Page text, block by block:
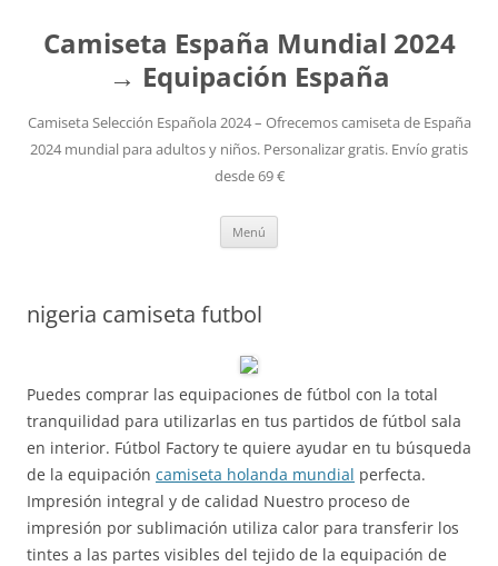
Camiseta España Mundial 2024
→ Equipación España
Camiseta Selección Española 2024 – Ofrecemos camiseta de España
2024 mundial para adultos y niños. Personalizar gratis. Envío gratis
desde 69 €
Menú
nigeria camiseta futbol
Puedes comprar las equipaciones de fútbol con la total
tranquilidad para utilizarlas en tus partidos de fútbol sala
en interior. Fútbol Factory te quiere ayudar en tu búsqueda
de la equipación camiseta holanda mundial perfecta.
Impresión integral y de calidad Nuestro proceso de
impresión por sublimación utiliza calor para transferir los
tintes a las partes visibles del tejido de la equipación de